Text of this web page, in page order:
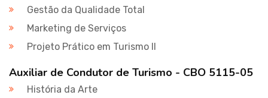
Gestão da Qualidade Total
Marketing de Serviços
Projeto Prático em Turismo II
Auxiliar de Condutor de Turismo - CBO 5115-05
História da Arte